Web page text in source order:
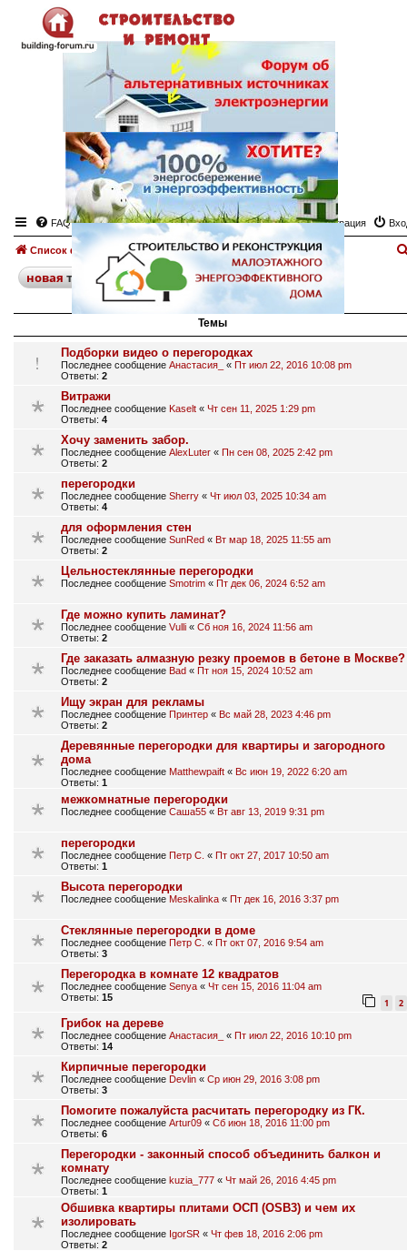
FAQ Регистрация
Список форумов Перегородки Форум "Перегородки"
новаятема поискрасширенный
38 тем • Страница из
Темы
Подборки видео о перегородках
Последнее сообщение Анастасия_ « Пт июл 22, 2016 10:08 pm
Ответы: 2
Витражи
Последнее сообщение Kaselt « Чт сен 11, 2025 1:29 pm
Ответы: 4
Хочу заменить забор.
Последнее сообщение AlexLuter « Пн сен 08, 2025 2:42 pm
Ответы: 2
перегородки
Последнее сообщение Sherry « Чт июл 03, 2025 10:34 am
Ответы: 4
для оформления стен
Последнее сообщение SunRed « Вт мар 18, 2025 11:55 am
Ответы: 2
Цельностеклянные перегородки
Последнее сообщение Smotrim « Пт дек 06, 2024 6:52 am
Где можно купить ламинат?
Последнее сообщение Vulli « Сб ноя 16, 2024 11:56 am
Ответы: 2
Где заказать алмазную резку проемов в бетоне в Москве?
Последнее сообщение Bad « Пт ноя 15, 2024 10:52 am
Ответы: 2
Ищу экран для рекламы
Последнее сообщение Принтер « Вс май 28, 2023 4:46 pm
Ответы: 2
Деревянные перегородки для квартиры и загородного
дома
Последнее сообщение Matthewpaift « Вс июн 19, 2022 6:20 am
Ответы: 1
межкомнатные перегородки
Последнее сообщение Саша55 « Вт авг 13, 2019 9:31 pm
перегородки
Последнее сообщение Петр С. « Пт окт 27, 2017 10:50 am
Ответы: 1
Высота перегородки
Последнее сообщение Meskalinka « Пт дек 16, 2016 3:37 pm
Стеклянные перегородки в доме
Последнее сообщение Петр С. « Пт окт 07, 2016 9:54 am
Ответы: 3
Перегородка в комнате 12 квадратов
Последнее сообщение Senya « Чт сен 15, 2016 11:04 am
Ответы: 15 1 2
Грибок на дереве
Последнее сообщение Анастасия_ « Пт июл 22, 2016 10:10 pm
Ответы: 14
Кирпичные перегородки
Последнее сообщение Devlin « Ср июн 29, 2016 3:08 pm
Ответы: 3
Помогите пожалуйста расчитать перегородку из ГК.
Последнее сообщение Artur09 « Сб июн 18, 2016 11:00 pm
Ответы: 6
Перегородки - законный способ объединить балкон и
комнату
Последнее сообщение kuzia_777 « Чт май 26, 2016 4:45 pm
Ответы: 1
Обшивка квартиры плитами ОСП (OSB3) и чем их
изолировать
Последнее сообщение IgorSR « Чт фев 18, 2016 2:06 pm
Ответы: 2